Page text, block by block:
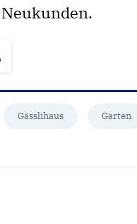
Gässlihaus Garten